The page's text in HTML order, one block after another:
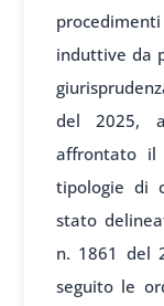
induttive da
del 2025,
affrontato il
tipologie di
stato
n. 1861 del
seguito le